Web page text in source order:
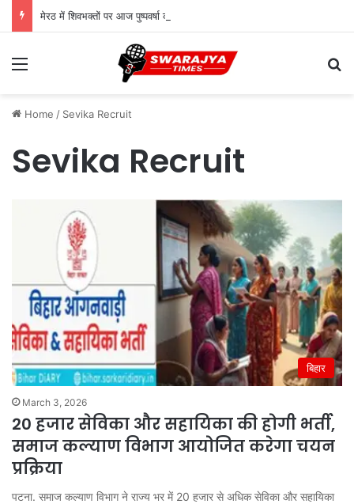
मेरठ में शिवभक्तों पर आज पुष्पवर्षा करेंगे मुख्यमंत्री योगी
Menu
Home / Sevika Recruit
Sevika Recruit
बिहार
March 3, 2026
20 हजार सेविका और सहायिका की होगी भर्ती,
समाज कल्याण विभाग आयोजित करेगा चयन
प्रक्रिया
पटना. समाज कल्याण विभाग ने राज्य भर में 20 हजार से अधिक सेविका और सहायिका